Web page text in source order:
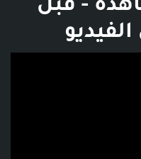
مشاهدة - قبل